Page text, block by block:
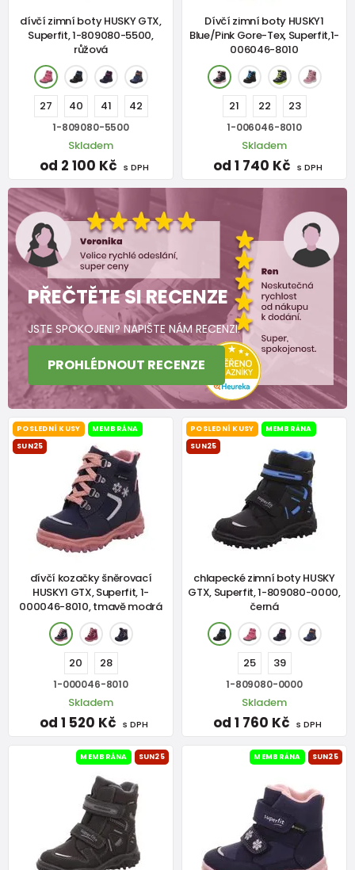
dívčí zimní boty HUSKY GTX,
Superfit, 1-809080-5500,
růžová
27 40 41 42
1-809080-5500
Skladem
od 2 100 Kč s DPH
Dívčí zimní boty HUSKY1
Blue/Pink Gore-Tex, Superfit,1-
006046-8010
21 22 23
1-006046-8010
Skladem
od 1 740 Kč s DPH
PŘEČTĚTE SI RECENZE
JSTE SPOKOJENI? NAPIŠTE NÁM RECENZI.
PROHLÉDNOUT RECENZE
POSLEDNÍ KUSY
MEMBRÁNA
SUN25
dívčí kozačky šněrovací
HUSKY1 GTX, Superfit, 1-
000046-8010, tmavě modrá
20 28
1-000046-8010
Skladem
od 1 520 Kč s DPH
POSLEDNÍ KUSY
MEMBRÁNA
SUN25
chlapecké zimní boty HUSKY
GTX, Superfit, 1-809080-0000,
černá
25 39
1-809080-0000
Skladem
od 1 760 Kč s DPH
MEMBRÁNA SUN25 MEMBRÁNA SUN25